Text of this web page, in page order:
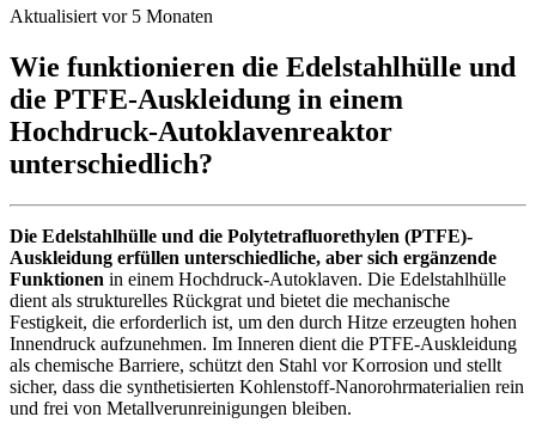
Aktualisiert vor 5 Monaten
Wie funktionieren die Edelstahlhülle und
die PTFE-Auskleidung in einem
Hochdruck-Autoklavenreaktor
unterschiedlich?
Die Edelstahlhülle und die Polytetrafluorethylen (PTFE)-
Auskleidung erfüllen unterschiedliche, aber sich ergänzende
Funktionen in einem Hochdruck-Autoklaven. Die Edelstahlhülle
dient als strukturelles Rückgrat und bietet die mechanische
Festigkeit, die erforderlich ist, um den durch Hitze erzeugten hohen
Innendruck aufzunehmen. Im Inneren dient die PTFE-Auskleidung
als chemische Barriere, schützt den Stahl vor Korrosion und stellt
sicher, dass die synthetisierten Kohlenstoff-Nanorohrmaterialien rein
und frei von Metallverunreinigungen bleiben.